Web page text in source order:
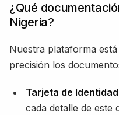
¿Qué
Nigeria?
Nuestra plataforma
precisión los
Tarjeta de
cada detalle de este